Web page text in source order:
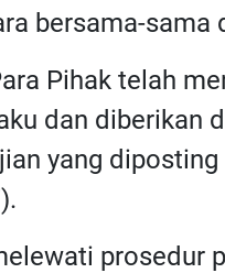
bersama-sama
Pihak telah
dan diberikan
yang
prosedur